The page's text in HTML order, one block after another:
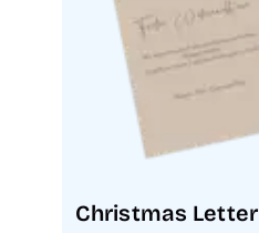
Christmas Letter